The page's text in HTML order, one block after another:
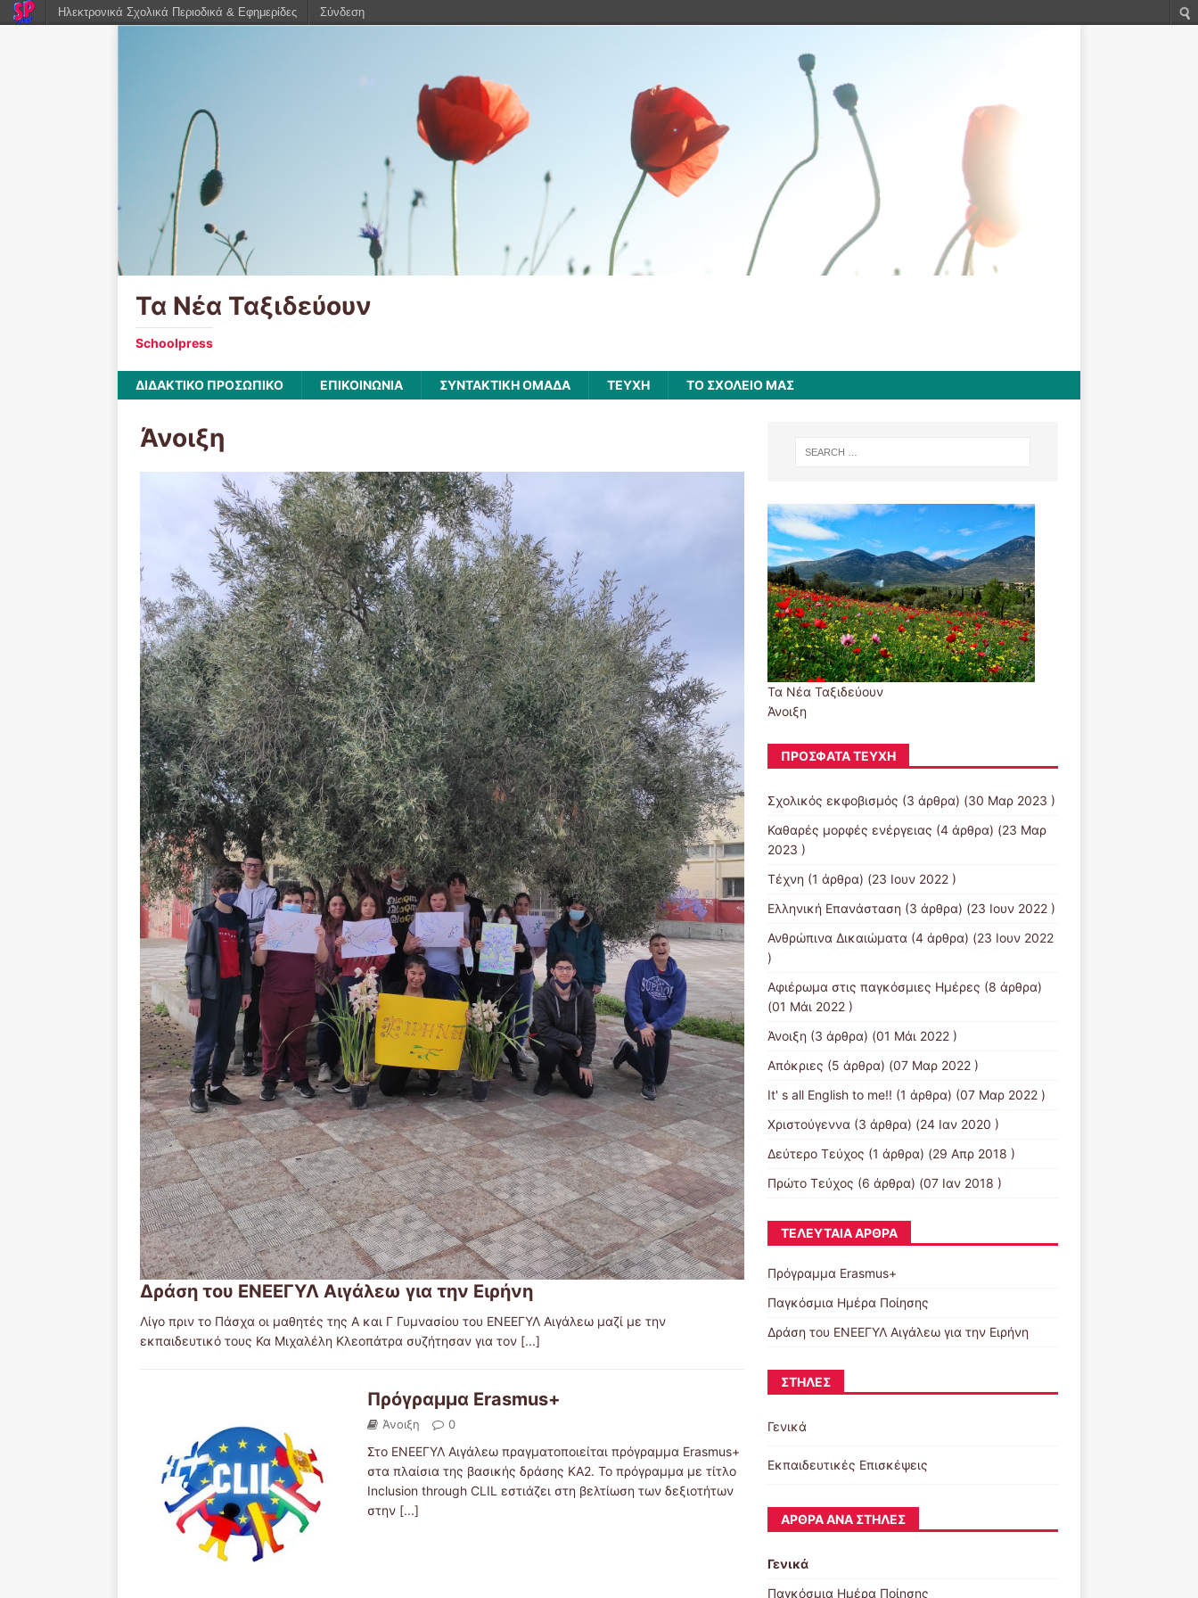
Τα Νέα Ταξιδεύουν
Schoolpress
ΔΙΔΑΚΤΙΚΟ ΠΡΟΣΩΠΙΚΟ ΕΠΙΚΟΙΝΩΝΙΑ ΣΥΝΤΑΚΤΙΚΗ ΟΜΑΔΑ ΤΕΥΧΗ ΤΟ ΣΧΟΛΕΙΟ ΜΑΣ
Άνοιξη
Δράση του ΕΝΕΕΓΥΛ Αιγάλεω για την Ειρήνη
Λίγο πριν το Πάσχα οι μαθητές της Α και Γ Γυμνασίου του ΕΝΕΕΓΥΛ Αιγάλεω μαζί με την
εκπαιδευτικό τους Κα Μιχαλέλη Κλεοπάτρα συζήτησαν για τον [...]
Πρόγραμμα Erasmus+
Άνοιξη 0
Στο ΕΝΕΕΓΥΛ Αιγάλεω πραγματοποιείται πρόγραμμα Erasmus+
στα πλαίσια της βασικής δράσης ΚΑ2. Το πρόγραμμα με τίτλο
Inclusion through CLIL εστιάζει στη βελτίωση των δεξιοτήτων
στην [...]
Τα Νέα Ταξιδεύουν
Άνοιξη
ΠΡΌΣΦΑΤΑ ΤΕΎΧΗ
Σχολικός εκφοβισμός (3 άρθρα) (30 Μαρ 2023 )
Καθαρές μορφές ενέργειας (4 άρθρα) (23 Μαρ
2023 )
Τέχνη (1 άρθρα) (23 Ιουν 2022 )
Ελληνική Επανάσταση (3 άρθρα) (23 Ιουν 2022 )
Ανθρώπινα Δικαιώματα (4 άρθρα) (23 Ιουν 2022
)
Αφιέρωμα στις παγκόσμιες Ημέρες (8 άρθρα)
(01 Μάι 2022 )
Άνοιξη (3 άρθρα) (01 Μάι 2022 )
Απόκριες (5 άρθρα) (07 Μαρ 2022 )
It' s all English to me!! (1 άρθρα) (07 Μαρ 2022 )
Χριστούγεννα (3 άρθρα) (24 Ιαν 2020 )
Δεύτερο Τεύχος (1 άρθρα) (29 Απρ 2018 )
Πρώτο Τεύχος (6 άρθρα) (07 Ιαν 2018 )
ΤΕΛΕΥΤΑΊΑ ΆΡΘΡΑ
Πρόγραμμα Erasmus+
Παγκόσμια Ημέρα Ποίησης
Δράση του ΕΝΕΕΓΥΛ Αιγάλεω για την Ειρήνη
ΣΤΉΛΕΣ
Γενικά
Εκπαιδευτικές Επισκέψεις
ΆΡΘΡΑ ΑΝΆ ΣΤΉΛΕΣ
Γενικά
Παγκόσμια Ημέρα Ποίησης
Ηλεκτρονικά Σχολικά Περιοδικά & Εφημερίδες Σύνδεση